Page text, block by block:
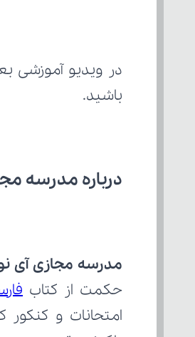
در ویدیو آموزشی
باشید.
درباره مدرسه
مدرسه مجازی آی
حکمت از کتاب